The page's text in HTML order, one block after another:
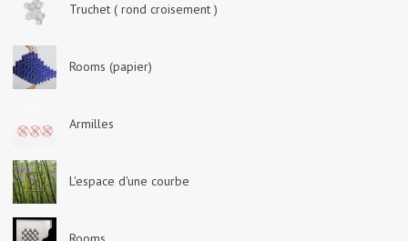
Truchet ( rond croisement )
Rooms (papier)
Armilles
L'espace d'une courbe